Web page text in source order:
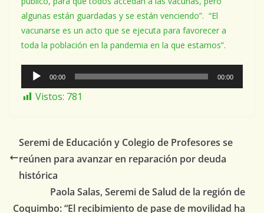
algunas están guardadas y se están venciendo”. “El
vacunarse es un acto que se ejecuta para favorecer a
toda la población en la pandemia en la que estamos”.
Reproductor
de
00:00 00:00
Vistos: 781
Seremi de Educación y Colegio de Profesores se
reúnen para avanzar en reparación por deuda
histórica
Paola Salas, Seremi de Salud de la región de
Coquimbo: “El recibimiento de pase de movilidad ha